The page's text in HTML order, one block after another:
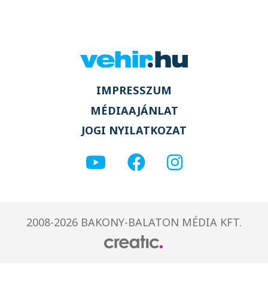
IMPRESSZUM
MÉDIAAJÁNLAT
JOGI NYILATKOZAT
2008-2026 BAKONY-BALATON MÉDIA KFT.